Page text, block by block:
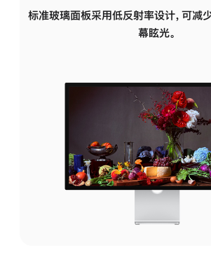
标准玻璃面板采用低反射率设计，可减
幕眩光。